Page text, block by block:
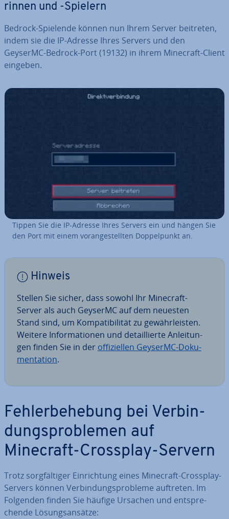
rin­nen und -Spielern
Bedrock-Spielende können nun Ihrem Server beitreten,
indem sie die IP-Adresse Ihres Servers und den
GeyserMC-Bedrock-Port (19132) in ihrem Minecraft-Client
eingeben.
Tippen Sie die IP-Adresse Ihres Servers ein und hängen Sie
den Port mit einem vor­an­ge­stell­ten Dop­pel­punkt an.
Hinweis
Stellen Sie sicher, dass sowohl Ihr Minecraft-
Server als auch GeyserMC auf dem neuesten
Stand sind, um Kom­pa­ti­bi­li­tät zu ge­währ­leis­ten.
Weitere In­for­ma­tio­nen und de­tail­lier­te An­lei­tun­
gen finden Sie in der of­fi­zi­el­len GeyserMC-Do­ku­
men­ta­ti­on.
Feh­ler­be­he­bung bei Ver­bin­
dungs­pro­ble­men auf
Minecraft-Crossplay-Servern
Trotz sorg­fäl­ti­ger Ein­rich­tung eines Minecraft-Crossplay-
Servers können Ver­bin­dungs­pro­ble­me auftreten. Im
Folgenden finden Sie häufige Ursachen und ent­spre­
chen­de Lö­sungs­an­sät­ze: